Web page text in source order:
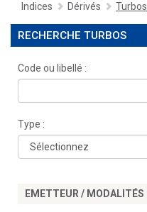
Indices Dérivés Turbos
RECHERCHE TURBOS
Code ou libellé :
Type :
EMETTEUR / MODALITÉS